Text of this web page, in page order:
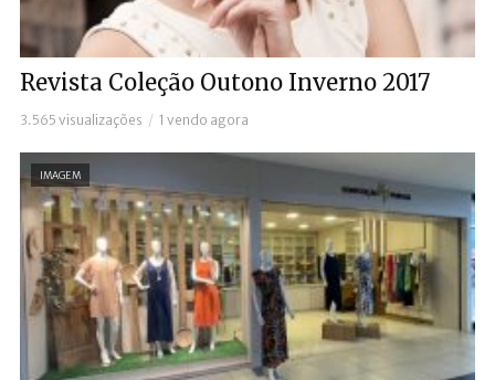
Revista Coleção Outono Inverno 2017
3.565 visualizações 1 vendo agora
IMAGEM